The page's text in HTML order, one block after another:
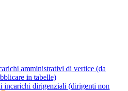
amministrativi di vertice (da
in tabelle)
incarichi dirigenziali (dirigenti non